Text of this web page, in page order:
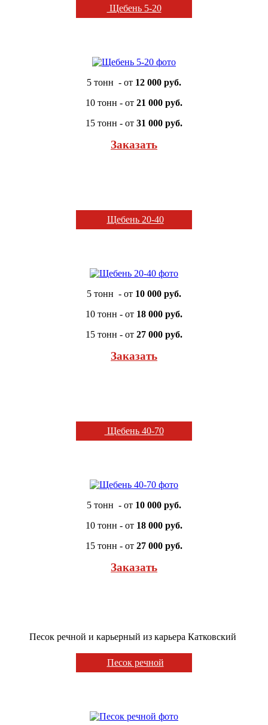
Щебень 5-20
5 тонн - от 12 000 руб.
10 тонн - от 21 000 руб.
15 тонн - от 31 000 руб.
Заказать
Щебень 20-40
5 тонн - от 10 000 руб.
10 тонн - от 18 000 руб.
15 тонн - от 27 000 руб.
Заказать
Щебень 40-70
5 тонн - от 10 000 руб.
10 тонн - от 18 000 руб.
15 тонн - от 27 000 руб.
Заказать
Песок речной и карьерный из карьера Катковский
Песок речной